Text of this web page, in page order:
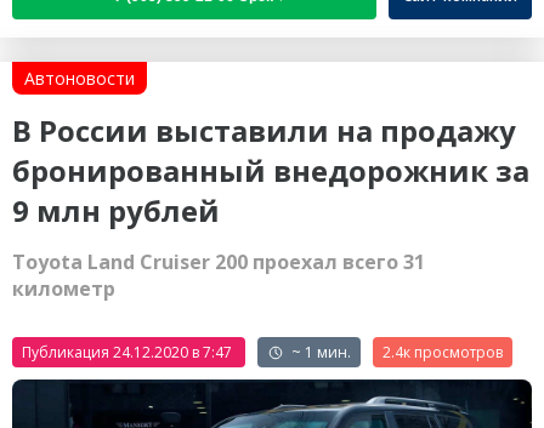
Автоновости
В России выставили на продажу
бронированный внедорожник за
9 млн рублей
Toyota Land Cruiser 200 проехал всего 31
километр
Публикация 24.12.2020 в 7:47 ~ 1 мин. 2.4к